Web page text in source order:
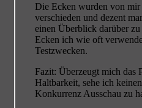
Die Ecken wurden von mir
verschieden und dezent
einen Überblick darüber
Ecken ich wie oft
Testzwecken.
Fazit: Überzeugt mich das
Haltbarkeit, sehe ich
Konkurrenz Ausschau zu